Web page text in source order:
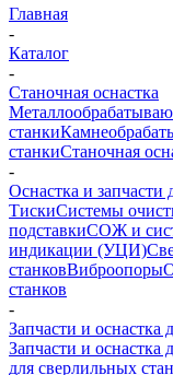
Главная
-
Каталог
-
Станочная оснастка
станки
станкиСтаночная
-
Оснастка и запчасти
ТискиСистемы
подставкиСОЖ и
индикации (УЦИ)
станковВиброопоры
станков
-
Запчасти и оснастка
Запчасти и оснастка
для сверлильных